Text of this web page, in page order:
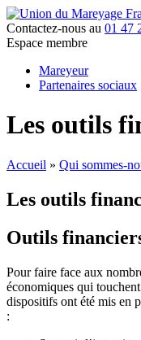
Contactez-nous au 01 47
Espace membre
Mareyeur
Partenaires sociaux
Les outils
Accueil » Qui sommes-
Les outils
Outils
Pour faire face aux
économiques qui
dispositifs ont été mis en
: